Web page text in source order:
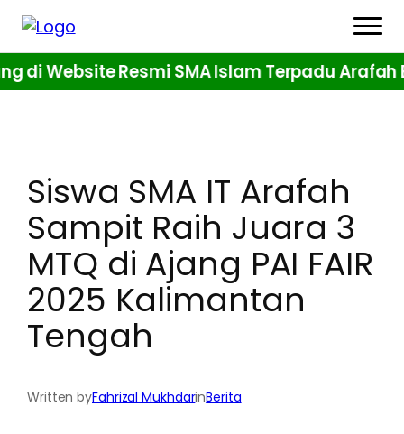
Beranda
Kurikulum
Tahfizh
Diniyah
Penerimaan Murid
Website Resmi SMA Islam Terpadu Arafah
Siswa SMA IT Arafah
Sampit Raih Juara 3
MTQ di Ajang PAI FAIR
2025 Kalimantan
Tengah
Written byFahrizal MukhdarinBerita